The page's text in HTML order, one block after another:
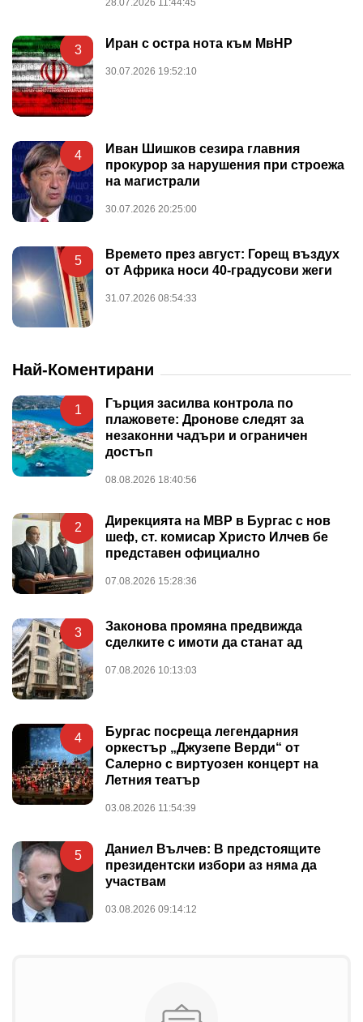
3 Иран с остра нота към МвНР
30.07.2026 19:52:10
4
Иван Шишков сезира главния
прокурор за нарушения при строежа
на магистрали
30.07.2026 20:25:00
5
Времето през август: Горещ въздух
от Африка носи 40-градусови жеги
31.07.2026 08:54:33
Най-Коментирани
1
Гърция засилва контрола по
плажовете: Дронове следят за
незаконни чадъри и ограничен
достъп
08.08.2026 18:40:56
2
Дирекцията на МВР в Бургас с нов
шеф, ст. комисар Христо Илчев бе
представен официално
07.08.2026 15:28:36
3
Законова промяна предвижда
сделките с имоти да станат ад
07.08.2026 10:13:03
4
Бургас посреща легендарния
оркестър „Джузепе Верди“ от
Салерно с виртуозен концерт на
Летния театър
03.08.2026 11:54:39
5
Даниел Вълчев: В предстоящите
президентски избори аз няма да
участвам
03.08.2026 09:14:12